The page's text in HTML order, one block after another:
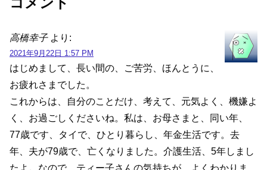
高橋幸子 より:
2021年9月22日 1:57 PM
はじめまして、長い間の、ご苦労、ほんとうに、
お疲れさまでした。
これからは、自分のことだけ、考えて、元気よく、機嫌よ
く、お過ごしくださいね。私は、お母さまと、同い年、
77歳です、タイで、ひとり暮らし、年金生活です。去
年、夫が79歳で、亡くなりました。介護生活、5年しまし
たよ。なので、ティー子さんの気持ちが、よくわかりま